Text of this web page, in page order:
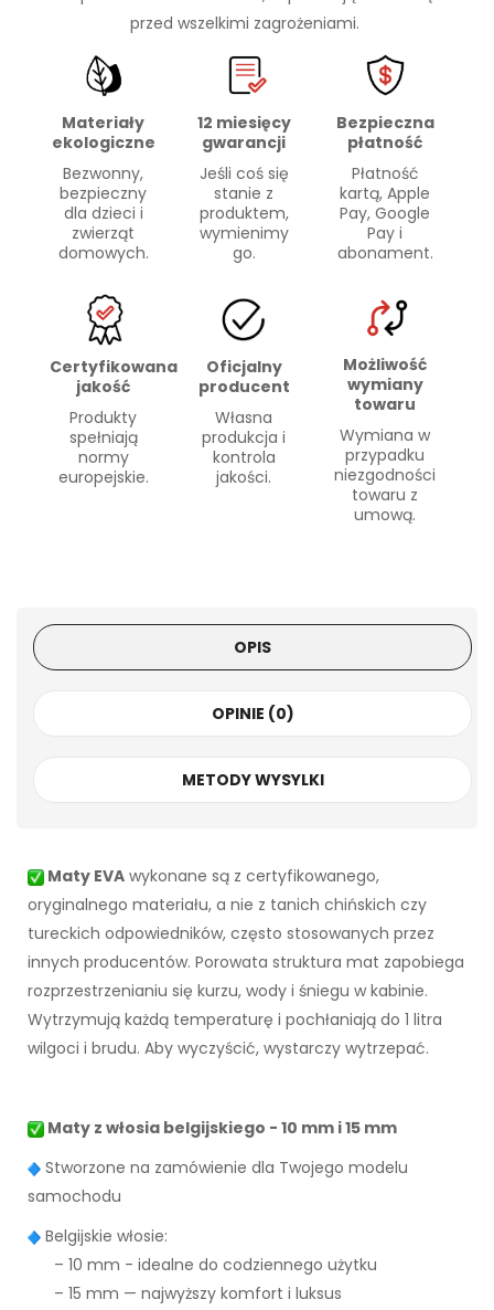
przed wszelkimi zagrożeniami.
Materiały
ekologiczne
Bezwonny,
bezpieczny
dla dzieci i
zwierząt
domowych.
12 miesięcy
gwarancji
Jeśli coś się
stanie z
produktem,
wymienimy
go.
Bezpieczna
płatność
Płatność
kartą, Apple
Pay, Google
Pay i
abonament.
Certyfikowana
jakość
Produkty
spełniają
normy
europejskie.
Oficjalny
producent
Własna
produkcja i
kontrola
jakości.
Możliwość
wymiany
towaru
Wymiana w
przypadku
niezgodności
towaru z
umową.
OPIS
OPINIE (0)
METODY WYSYLKI
Maty EVA wykonane są z certyfikowanego,
oryginalnego materiału, a nie z tanich chińskich czy
tureckich odpowiedników, często stosowanych przez
innych producentów. Porowata struktura mat zapobiega
rozprzestrzenianiu się kurzu, wody i śniegu w kabinie.
Wytrzymują każdą temperaturę i pochłaniają do 1 litra
wilgoci i brudu. Aby wyczyścić, wystarczy wytrzepać.
Maty z włosia belgijskiego - 10 mm i 15 mm
Stworzone na zamówienie dla Twojego modelu
samochodu
Belgijskie włosie:
– 10 mm - idealne do codziennego użytku
– 15 mm — najwyższy komfort i luksus